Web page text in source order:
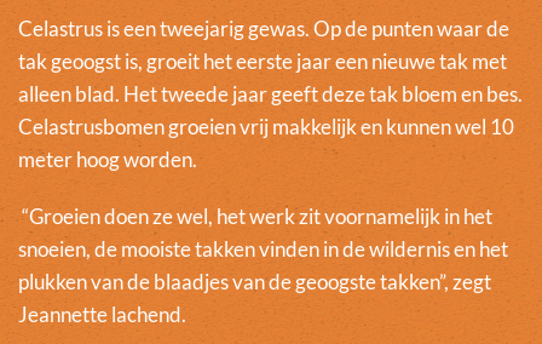
Celastrus is een tweejarig gewas. Op de punten waar de
tak geoogst is, groeit het eerste jaar een nieuwe tak met
alleen blad. Het tweede jaar geeft deze tak bloem en bes.
Celastrusbomen groeien vrij makkelijk en kunnen wel 10
meter hoog worden.
“Groeien doen ze wel, het werk zit voornamelijk in het
snoeien, de mooiste takken vinden in de wildernis en het
plukken van de blaadjes van de geoogste takken”, zegt
Jeannette lachend.